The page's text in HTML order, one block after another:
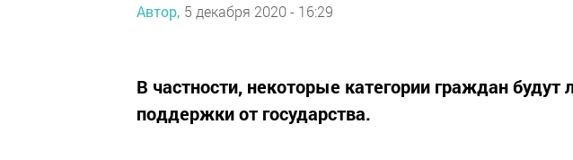
Автор, 5 декабря 2020 - 16:29
В частности, некоторые категории граждан
поддержки от государства.